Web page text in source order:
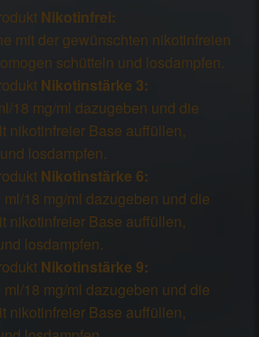
Nikotinfrei:
mit der gewünschten nikotinfreien
schütteln und losdampfen.
Nikotinstärke 3:
18 mg/ml dazugeben und die
nikotinfreier Base auffüllen,
losdampfen.
Nikotinstärke 6:
18 mg/ml dazugeben und die
nikotinfreier Base auffüllen,
losdampfen.
Nikotinstärke 9:
18 mg/ml dazugeben und die
nikotinfreier Base auffüllen,